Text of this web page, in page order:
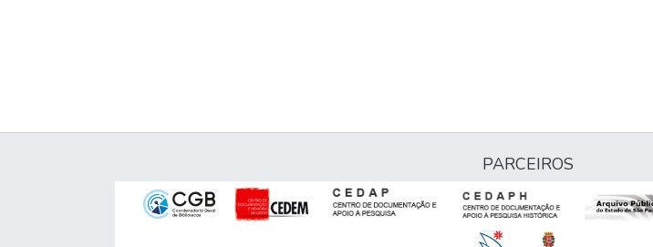
PARCEIROS